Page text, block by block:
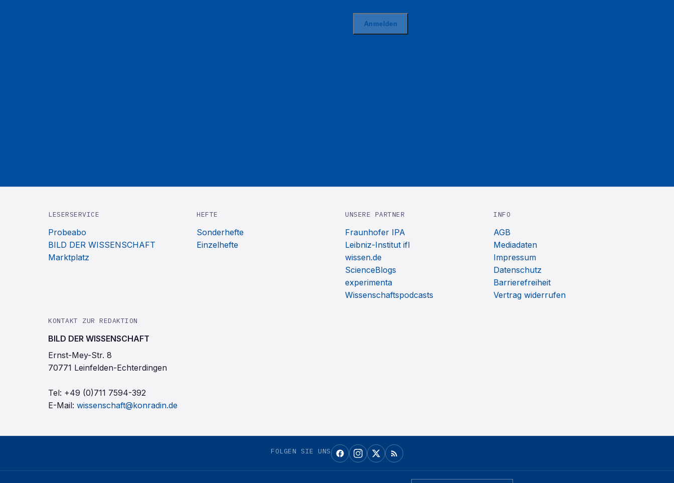
LESERSERVICE
Probeabo
BILD DER WISSENSCHAFT
Marktplatz
HEFTE
Sonderhefte
Einzelhefte
UNSERE PARTNER
Fraunhofer IPA
Leibniz-Institut ifl
wissen.de
ScienceBlogs
experimenta
Wissenschaftspodcasts
INFO
AGB
Mediadaten
Impressum
Datenschutz
Barrierefreiheit
Vertrag widerrufen
KONTAKT ZUR REDAKTION
BILD DER WISSENSCHAFT
Ernst-Mey-Str. 8
70771 Leinfelden-Echterdingen
Tel: +49 (0)711 7594-392
E-Mail: wissenschaft@konradin.de
FOLGEN SIE UNS